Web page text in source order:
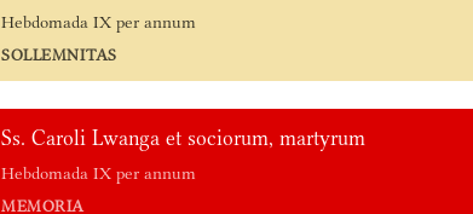
Hebdomada IX per annum
SOLLEMNITAS
Ss. Caroli Lwanga et sociorum, martyrum
Hebdomada IX per annum
MEMORIA